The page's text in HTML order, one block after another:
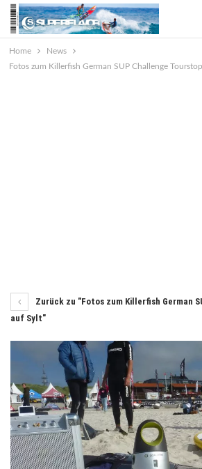
Home
News
Fotos zum Killerfish German SUP Challenge
Zurück zu "Fotos zum Killerfish German
auf Sylt"